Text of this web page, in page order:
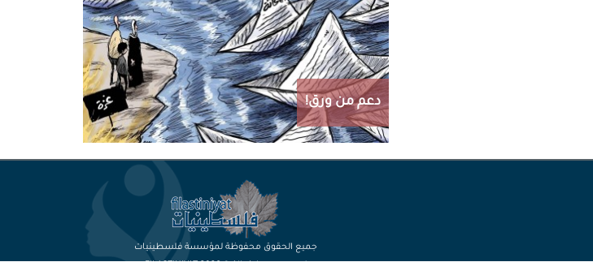
دعم من ورق!
جميع الحقوق محفوظة لمؤسسة فلسطينيات